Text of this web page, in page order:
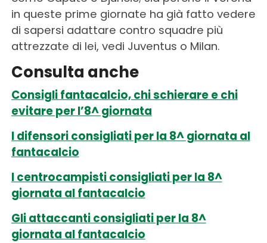
in queste prime giornate ha già fatto vedere
di sapersi adattare contro squadre più
attrezzate di lei, vedi Juventus o Milan.
Consulta anche
Consigli fantacalcio, chi schierare e chi
evitare per l’8^ giornata
I difensori consigliati per la 8^ giornata al
fantacalcio
I centrocampisti consigliati per la 8^
giornata al fantacalcio
Gli attaccanti consigliati per la 8^
giornata al fantacalcio